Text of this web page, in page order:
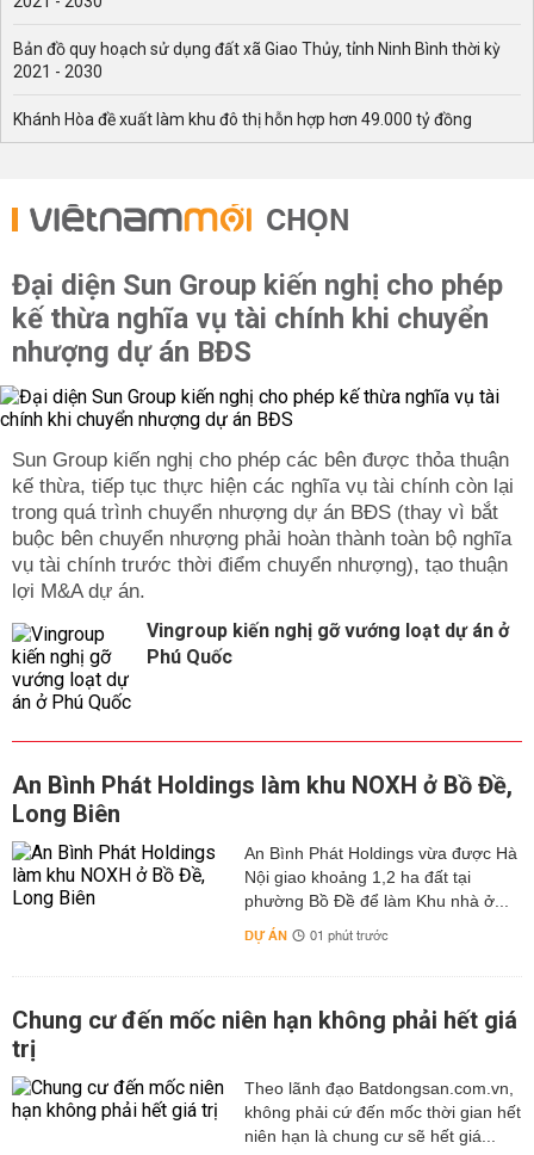
Bản đồ quy hoạch sử dụng đất xã Giao Thủy, tỉnh Ninh Bình thời kỳ
2021 - 2030
Khánh Hòa đề xuất làm khu đô thị hỗn hợp hơn 49.000 tỷ đồng
CHỌN
Đại diện Sun Group kiến nghị cho phép
kế thừa nghĩa vụ tài chính khi chuyển
nhượng dự án BĐS
Sun Group kiến nghị cho phép các bên được thỏa thuận
kế thừa, tiếp tục thực hiện các nghĩa vụ tài chính còn lại
trong quá trình chuyển nhượng dự án BĐS (thay vì bắt
buộc bên chuyển nhượng phải hoàn thành toàn bộ nghĩa
vụ tài chính trước thời điểm chuyển nhượng), tạo thuận
lợi M&A dự án.
Vingroup kiến nghị gỡ vướng loạt dự án ở
Phú Quốc
An Bình Phát Holdings làm khu NOXH ở Bồ Đề,
Long Biên
An Bình Phát Holdings vừa được Hà
Nội giao khoảng 1,2 ha đất tại
phường Bồ Đề để làm Khu nhà ở...
DỰ ÁN 01 phút trước
Chung cư đến mốc niên hạn không phải hết giá
trị
Theo lãnh đạo Batdongsan.com.vn,
không phải cứ đến mốc thời gian hết
niên hạn là chung cư sẽ hết giá...